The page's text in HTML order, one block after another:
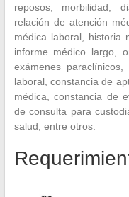
reposos, morbilidad,
relación de atención
médica laboral, historia
informe médico largo,
exámenes
laboral, constancia de
médica, constancia de
de consulta para
salud, entre otros.